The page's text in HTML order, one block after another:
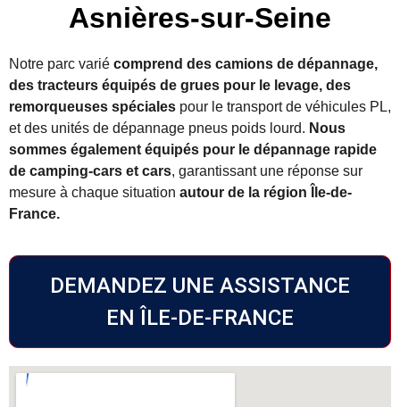
Asnières-sur-Seine
Notre parc varié comprend des camions de dépannage,
des tracteurs équipés de grues pour le levage, des
remorqueuses spéciales pour le transport de véhicules PL,
et des unités de dépannage pneus poids lourd. Nous
sommes également équipés pour le dépannage rapide
de camping-cars et cars, garantissant une réponse sur
mesure à chaque situation autour de la région Île-de-
France.
DEMANDEZ UNE ASSISTANCE
EN ÎLE-DE-FRANCE